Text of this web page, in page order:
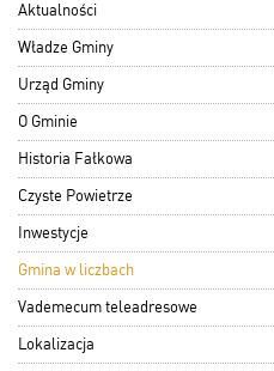
Aktualności
Władze Gminy
Urząd Gminy
O Gminie
Historia Fałkowa
Czyste Powietrze
Inwestycje
Gmina w liczbach
Vademecum teleadresowe
Lokalizacja